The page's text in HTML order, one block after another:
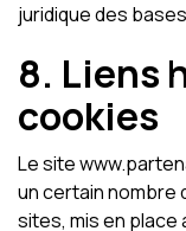
juridique des
8. Liens
cookies
Le site
un certain nombre
sites, mis en place